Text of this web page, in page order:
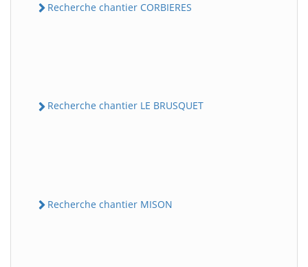
Recherche chantier CORBIERES
Recherche chantier LE BRUSQUET
Recherche chantier MISON